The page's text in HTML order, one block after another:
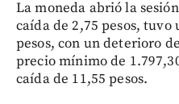
La moneda abrió la
caída de 2,75 pesos,
pesos, con un deterioro
precio mínimo de
caída de 11,55 pesos.